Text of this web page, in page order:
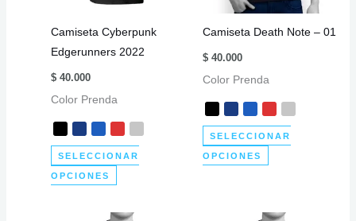
en
la
de
elegir
en
página
producto
Camiseta Cyberpunk
Edgerunners 2022
$40.000
Color Prenda
SELECCIONAR
OPCIONES
tiene
Camiseta Death Note – 01
$ 40.000
Color Prenda
SELECCIONAR
OPCIONES
múltiples